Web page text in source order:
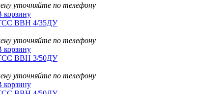
уточняйте по телефону
корзину
ВВН 4/35ДУ
уточняйте по телефону
корзину
ВВН 3/50ДУ
уточняйте по телефону
корзину